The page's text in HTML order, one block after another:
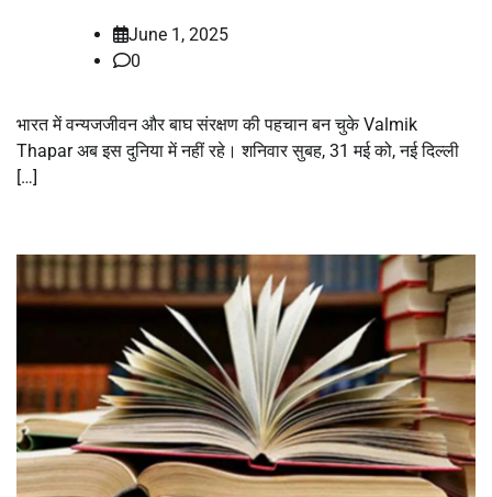
June 1, 2025
0
भारत में वन्यजजीवन और बाघ संरक्षण की पहचान बन चुके Valmik
Thapar अब इस दुनिया में नहीं रहे। शनिवार सुबह, 31 मई को, नई दिल्ली
[…]